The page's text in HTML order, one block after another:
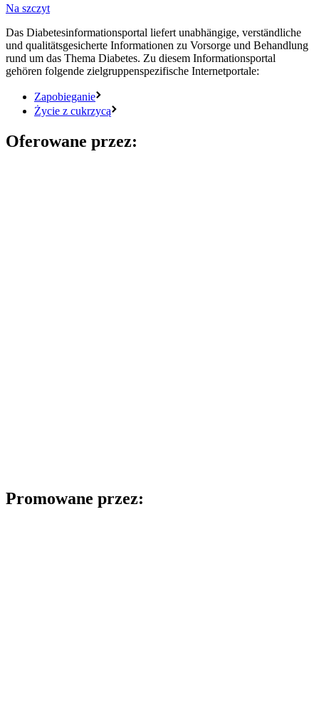
Na szczyt
Das Diabetesinformationsportal liefert unabhängige, verständliche
und qualitätsgesicherte Informationen zu Vorsorge und Behandlung
rund um das Thema Diabetes. Zu diesem Informationsportal
gehören folgende zielgruppenspezifische Internetportale:
Zapobieganie
Życie z cukrzycą
Oferowane przez:
Promowane przez: